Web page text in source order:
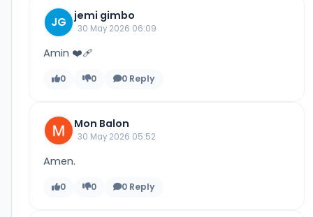
JG jemi gimbo
30 May 2026 06:09
Amin ❤️‍🩹
0 0 0 Reply
Mon Balon
30 May 2026 05:52
Amen.
0 0 0 Reply